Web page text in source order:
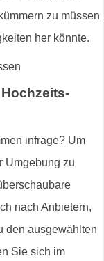
zu müssen
her könnte.
infrage? Um
Umgebung zu
nach Anbietern,
den ausgewählten
Sie sich im